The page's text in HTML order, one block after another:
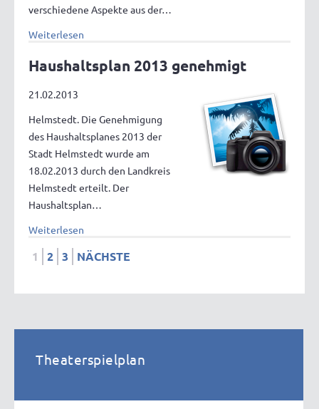
verschiedene Aspekte aus der…
Weiterlesen
Haushaltsplan 2013 genehmigt
21.02.2013
Helmstedt. Die Genehmigung
des Haushaltsplanes 2013 der
Stadt Helmstedt wurde am
18.02.2013 durch den Landkreis
Helmstedt erteilt. Der
Haushaltsplan…
Weiterlesen
1 2 3 NÄCHSTE
Theaterspielplan